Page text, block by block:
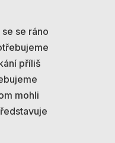
se ráno
příliš
mohli